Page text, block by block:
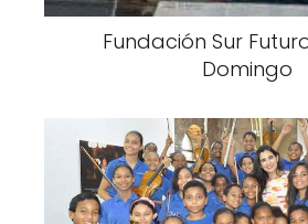
Fundación Sur
Domingo